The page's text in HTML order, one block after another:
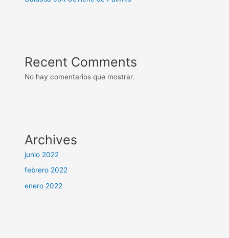
Recent Comments
No hay comentarios que mostrar.
Archives
junio 2022
febrero 2022
enero 2022